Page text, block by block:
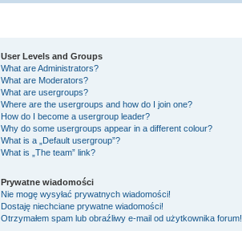
User Levels and Groups
What are Administrators?
What are Moderators?
What are usergroups?
Where are the usergroups and how do I join one?
How do I become a usergroup leader?
Why do some usergroups appear in a different colour?
What is a „Default usergroup”?
What is „The team” link?
Prywatne wiadomości
Nie mogę wysyłać prywatnych wiadomości!
Dostaję niechciane prywatne wiadomości!
Otrzymałem spam lub obraźliwy e-mail od użytkownika forum!